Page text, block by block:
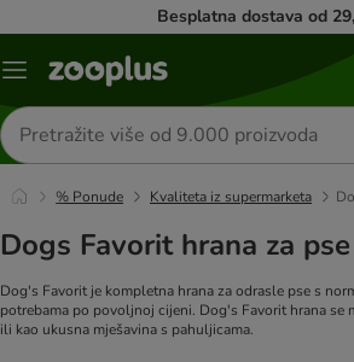
Besplatna dostava od
Izbornik
Traži
proizvode
% Ponude Kvaliteta iz supermarketa
Dogs Favorit hrana za pse
Dog's Favorit je kompletna hrana za odrasle pse s
potrebama po povoljnoj cijeni. Dog's Favorit hrana se
ili kao ukusna mješavina s pahuljicama.